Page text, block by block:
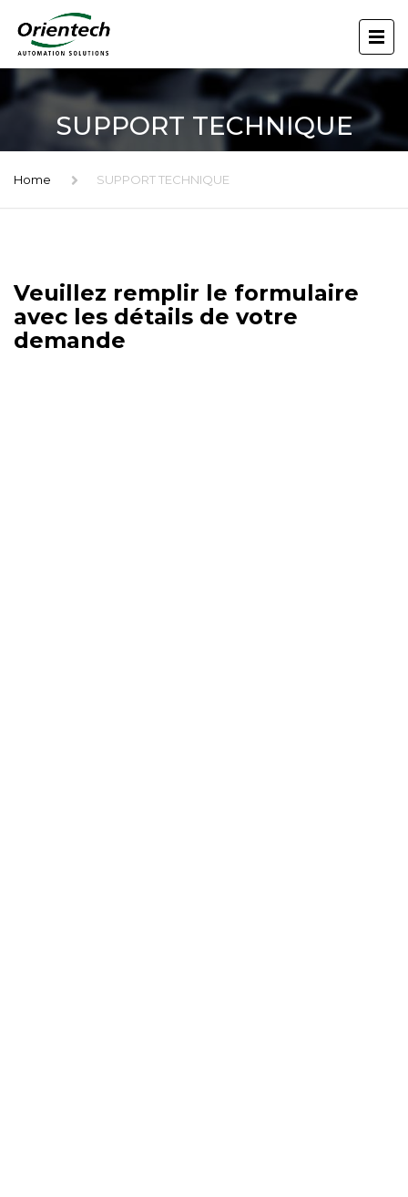
SUPPORT TECHNIQUE
Home SUPPORT TECHNIQUE
Veuillez remplir le formulaire
avec les détails de votre
demande